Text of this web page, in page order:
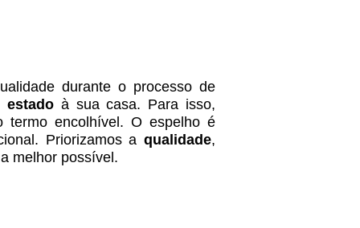
durante o processo de
estado à sua casa. Para isso,
termo encolhível. O espelho é
Priorizamos a qualidade,
melhor possível.